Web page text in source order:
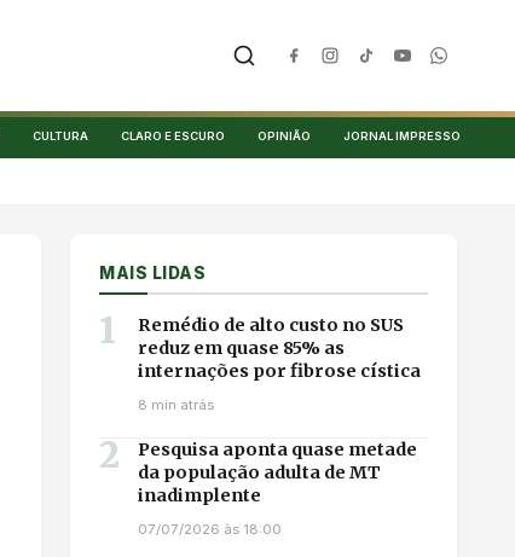
CULTURA CLARO E ESCURO OPINIÃO JORNAL IMPRESSO
MAIS LIDAS
1
Remédio de alto custo no SUS
reduz em quase 85% as
internações por fibrose cística
8 min atrás
2
Pesquisa aponta quase metade
da população adulta de MT
inadimplente
07/07/2026 às 18:00